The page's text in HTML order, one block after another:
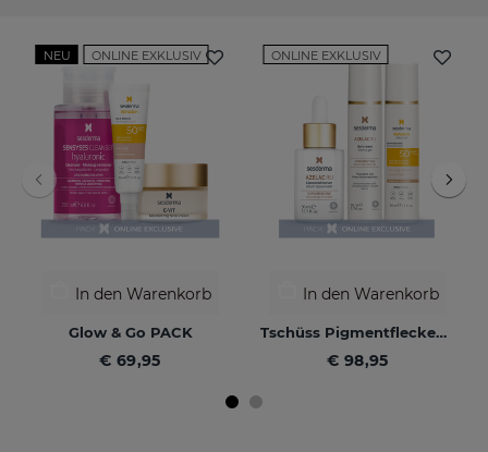
NEU ONLINE EXKLUSIV
In den Warenkorb
Glow & Go PACK
€ 69,95
ONLINE EXKLUSIV
In den Warenkorb
Tschüss Pigmentflecken PACK
€ 98,95